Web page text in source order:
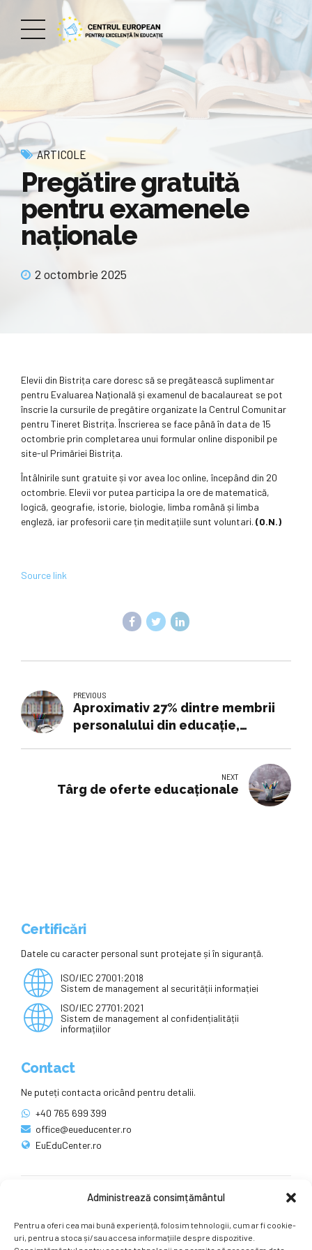
Administrează consimțământul
Pentru a oferi cea mai bună experiență, folosim tehnologii, cum ar fi cookie-
uri, pentru a stoca și/sau accesa informațiile despre dispozitive.
ARTICOLE
Pregătire gratuită
pentru examenele
naţionale
2 octombrie 2025
Elevii din Bistrița care doresc să se pregătească suplimentar
pentru Evaluarea Națională și examenul de bacalaureat se pot
înscrie la cursurile de pregătire organizate la Centrul Comunitar
pentru Tineret Bistrița. Înscrierea se face până în data de 15
octombrie prin completarea unui formular online disponibil pe
site-ul Primăriei Bistrița.
Întâlnirile sunt gratuite și vor avea loc online, începând din 20
octombrie. Elevii vor putea participa la ore de matematică,
logică, geografie, istorie, biologie, limba română și limba
engleză, iar profesorii care țin meditațiile sunt voluntari. (O.N.)
Source link
PREVIOUS
Aproximativ 27% dintre membrii
personalului din educaţie,
francez anunţă că 6,42% dintre
profesori se află în grevă
NEXT
Târg de oferte educaţionale
Certificări
Datele cu caracter personal sunt protejate și în siguranță.
ISO/IEC 27001:2018
Sistem de management al securității informației
ISO/IEC 27701:2021
Sistem de management al confidențialității
informațiilor
Contact
Ne puteți contacta oricând pentru detalii.
+40 765 699 399
office@eueducenter.ro
EuEduCenter.ro
Ne puteți găsi și pe rețelele sociale.